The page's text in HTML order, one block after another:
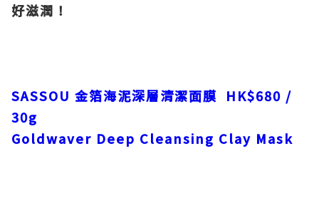
好滋潤！
SASSOU 金箔海泥深層清潔面膜 HK$680 /
30g
Goldwaver Deep Cleansing Clay Mask